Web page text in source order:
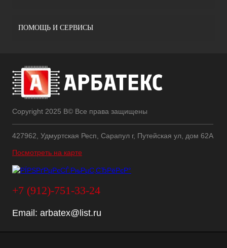
ПОМОЩЬ И СЕРВИСЫ
Copyright 2025 В© Все права защищены
427962, Удмуртская Респ, Сарапул г, Путейская ул, дом 62А
Посмотреть на карте
+7 (912)-751-33-24
Email: arbatex@list.ru